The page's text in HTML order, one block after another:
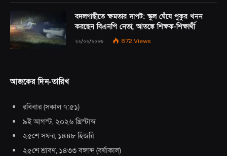
বদলগাছীতে ক্ষমতার দাপট: স্কুল ঘেঁষে পুকুর খনন
করছেন বিএনপি নেতা, আতঙ্কে শিক্ষক-শিক্ষার্থী
২২/০২/২০২৬ 872 Views
আজকের দিন-তারিখ
রবিবার(সকাল ৭:৫১)
৯ই আগস্ট, ২০২৬ খ্রিস্টাব্দ
২৫শে সফর, ১৪৪৮ হিজরি
২৫শে শ্রাবণ, ১৪৩৩ বঙ্গাব্দ (বর্ষাকাল)